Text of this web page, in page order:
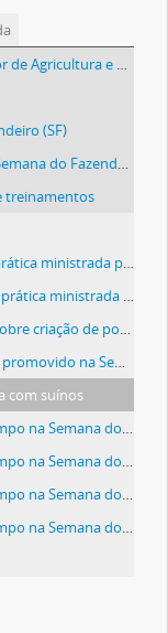
e Veterinária (ESAV)
(SF)
do Fazendeiro
treinamentos
Professor Paulo Alfeu de Miranda
Professor Paulo Alfeu de Miranda
criação de porcos
na Semana do Fazendeiro
com suínos
Semana do Fazendeiro
Semana do Fazendeiro
Semana do Fazendeiro
Semana do Fazendeiro